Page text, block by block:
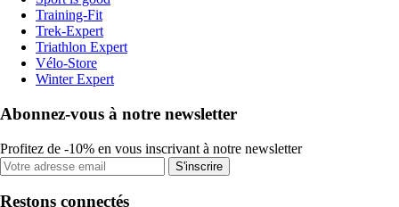
Training-Fit
Trek-Expert
Triathlon Expert
Vélo-Store
Winter Expert
Abonnez-vous à notre newsletter
Profitez de -10% en vous inscrivant à notre newsletter
S'inscrire
Restons connectés